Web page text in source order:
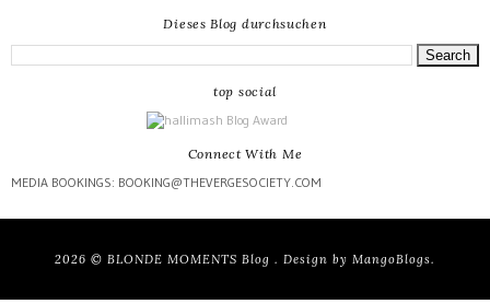
Dieses Blog durchsuchen
top social
Connect With Me
MEDIA BOOKINGS: BOOKING@THEVERGESOCIETY.COM
2026 © BLONDE MOMENTS Blog . Design by MangoBlogs.